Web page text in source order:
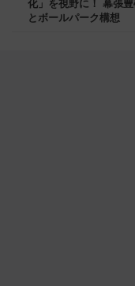
化」を視野に！ 幕張
とボールパーク構想